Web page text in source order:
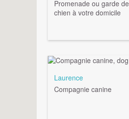
Promenade ou garde de
chien à votre domicile
Laurence
Compagnie canine